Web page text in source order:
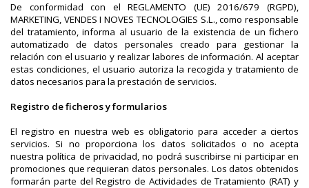
De conformidad con el REGLAMENTO (UE) 2016/679 (RGPD),
MARKETING, VENDES I NOVES TECNOLOGIES S.L., como responsable
del tratamiento, informa al usuario de la existencia de un fichero
automatizado de datos personales creado para gestionar la
relación con el usuario y realizar labores de información. Al aceptar
estas condiciones, el usuario autoriza la recogida y tratamiento de
datos necesarios para la prestación de servicios.
Registro de ficheros y formularios
El registro en nuestra web es obligatorio para acceder a ciertos
servicios. Si no proporciona los datos solicitados o no acepta
nuestra política de privacidad, no podrá suscribirse ni participar en
promociones que requieran datos personales. Los datos obtenidos
formarán parte del Registro de Actividades de Tratamiento (RAT) y